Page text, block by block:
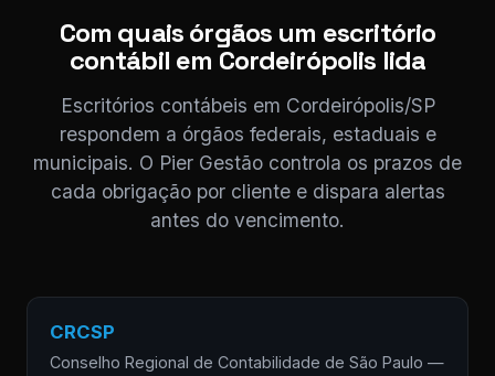
Com quais órgãos um escritório
contábil em Cordeirópolis lida
Escritórios contábeis em Cordeirópolis/SP
respondem a órgãos federais, estaduais e
municipais. O Pier Gestão controla os prazos de
cada obrigação por cliente e dispara alertas
antes do vencimento.
CRCSP
Conselho Regional de Contabilidade de São Paulo —